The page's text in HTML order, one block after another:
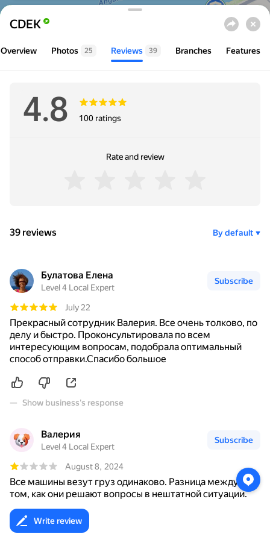
Collapse
CDEK
Go to website
Overview Photos 25 Reviews 39 Branches Features
Rating
4.8 100 ratings
Rate and review
39 reviews By default
Булатова Елена
Level 4 Local Expert
Subscribe
July 22
Прекрасный сотрудник Валерия. Все очень толково, по
делу и быстро. Проконсультировала по всем
интересующим вопросам, подобрала оптимальный
способ отправки.Спасибо большое
Show business's response
Валерия
Level 4 Local Expert
Subscribe
August 8, 2024
Все машины везут груз одинаково. Разница между ТК в
том, как они решают вопросы в нештатной ситуации.
Так вот СДЕК решать их совсем не умеет или не хочет.
Мой груз потеряли. Якобы искали. Нашелся он только…
more
Write review